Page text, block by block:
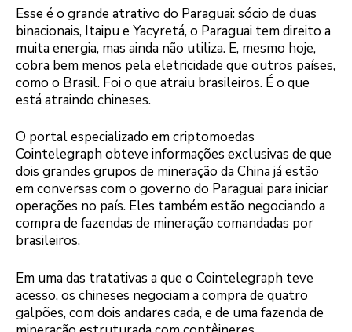
Esse é o grande atrativo do Paraguai: sócio de duas
binacionais, Itaipu e Yacyretá, o Paraguai tem direito a
muita energia, mas ainda não utiliza. E, mesmo hoje,
cobra bem menos pela eletricidade que outros países,
como o Brasil. Foi o que atraiu brasileiros. É o que
está atraindo chineses.
O portal especializado em criptomoedas
Cointelegraph obteve informações exclusivas de que
dois grandes grupos de mineração da China já estão
em conversas com o governo do Paraguai para iniciar
operações no país. Eles também estão negociando a
compra de fazendas de mineração comandadas por
brasileiros.
Em uma das tratativas a que o Cointelegraph teve
acesso, os chineses negociam a compra de quatro
galpões, com dois andares cada, e de uma fazenda de